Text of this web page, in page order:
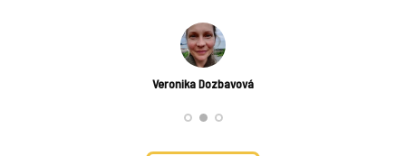
Veronika Dozbavová